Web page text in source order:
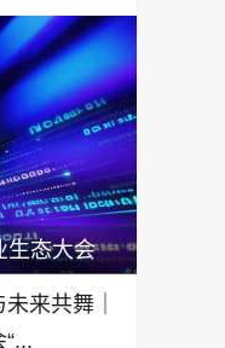
态大会
来共舞｜